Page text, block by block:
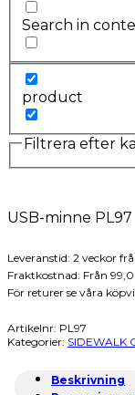
Search in
product
Filtrera efter
USB-minne PL97
Leveranstid: 2 veckor
Fraktkostnad: Från
För returer se våra
Artikelnr: PL97
Kategorier: SIDEWALK
Beskrivning